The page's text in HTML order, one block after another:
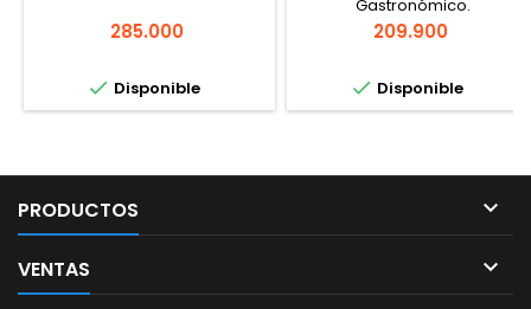
Precio
285.000
 Disponible
Gastronómico.
Precio
209.900
 Disponible
PRODUCTOS 
VENTAS 